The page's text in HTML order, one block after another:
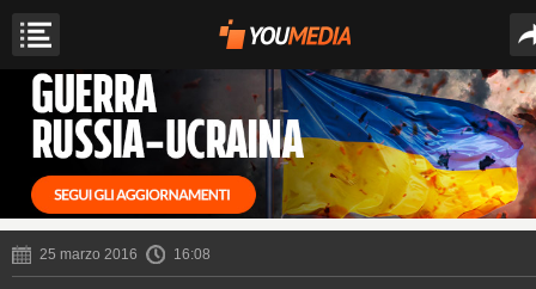
25 marzo 2016 16:08